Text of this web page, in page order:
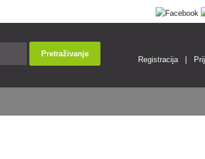
Pretraživanje
Registracija